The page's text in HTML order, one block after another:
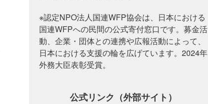
※認定NPO法人国連WFP協会は、日本における
国連WFPへの民間の公式寄付窓口です。募金活
動、企業・団体との連携や広報活動によって、
日本における支援の輪を広げています。2024年
外務大臣表彰受賞。
公式リンク（外部サイト）